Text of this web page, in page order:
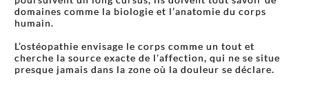
domaines comme la biologie et l’anatomie du corps
humain.
L’ostéopathie envisage le corps comme un tout et
cherche la source exacte de l'affection, qui ne se situe
presque jamais dans la zone où la douleur se déclare.